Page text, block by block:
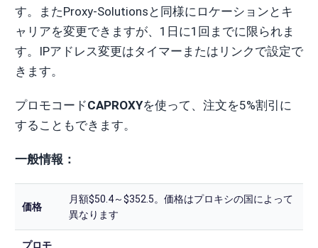
す。またProxy-Solutionsと同様にロケーションとキ
ャリアを変更できますが、1日に1回までに限られま
す。IPアドレス変更はタイマーまたはリンクで設定で
きます。
プロモコードCAPROXYを使って、注文を5%割引に
することもできます。
一般情報：
価格
月額$50.4～$352.5。価格はプロキシの国によって
異なります
プロモ